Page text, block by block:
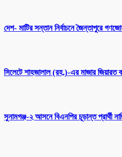
দেশ- মাটির সন্তান নির্বাচনে জৈন্তাপুরে
সিলেটে শাহজালাল (রহ.)-এর মাজার জিয়ারত
সুনামগঞ্জ-২ আসনে বিএনপির চূড়ান্ত প্রার্থী